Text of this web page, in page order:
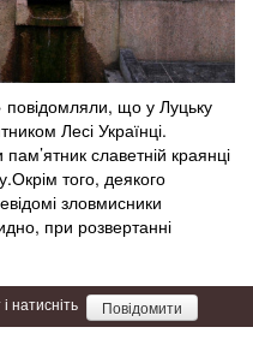
що у Луцьку
Лесі Українці.
славетній краянці
того, деякого
зловмисники
при розвертанні
натисніть Повідомити